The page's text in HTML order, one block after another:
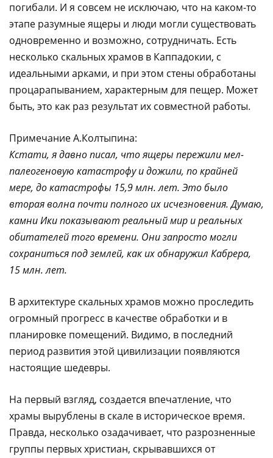
погибали. И я совсем не исключаю, что на каком-то
этапе разумные ящеры и люди могли существовать
одновременно и возможно, сотрудничать. Есть
несколько скальных храмов в Каппадокии, с
идеальными арками, и при этом стены обработаны
процарапыванием, характерным для пещер. Может
быть, это как раз результат их совместной работы.
Примечание А.Колтыпина:
Кстати, я давно писал, что ящеры пережили мел-
палеогеновую катастрофу и дожили, по крайней
мере, до катастрофы 15,9 млн. лет. Это было
вторая волна почти полного их исчезновения. Думаю,
камни Ики показывают реальный мир и реальных
обитателей того времени. Они запросто могли
сохраниться под землей, как их обнаружил Кабрера,
15 млн. лет.
В архитектуре скальных храмов можно проследить
огромный прогресс в качестве обработки и в
планировке помещений. Видимо, в последний
период развития этой цивилизации появляются
настоящие шедевры.
На первый взгляд, создается впечатление, что
храмы вырублены в скале в историческое время.
Правда, несколько озадачивает, что разрозненные
группы первых христиан, скрывавшихся от